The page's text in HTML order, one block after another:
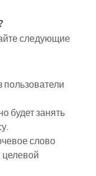
следующие
пользователи
будет занять
слово
целевой